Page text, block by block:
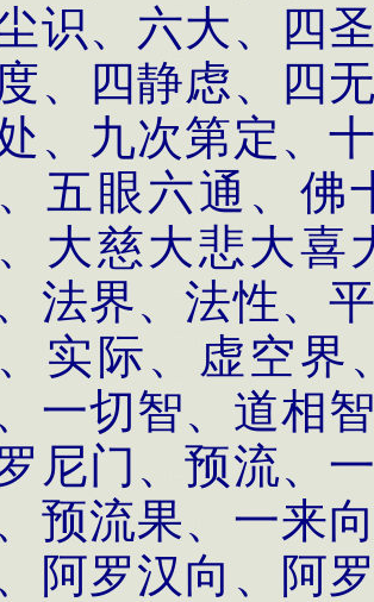
识、六大、四
、四静虑、四
、九次第定、
五眼六通、佛
大慈大悲大喜
法界、法性、
实际、虚空界
一切智、道相
尼门、预流、
预流果、一来
阿罗汉向、阿